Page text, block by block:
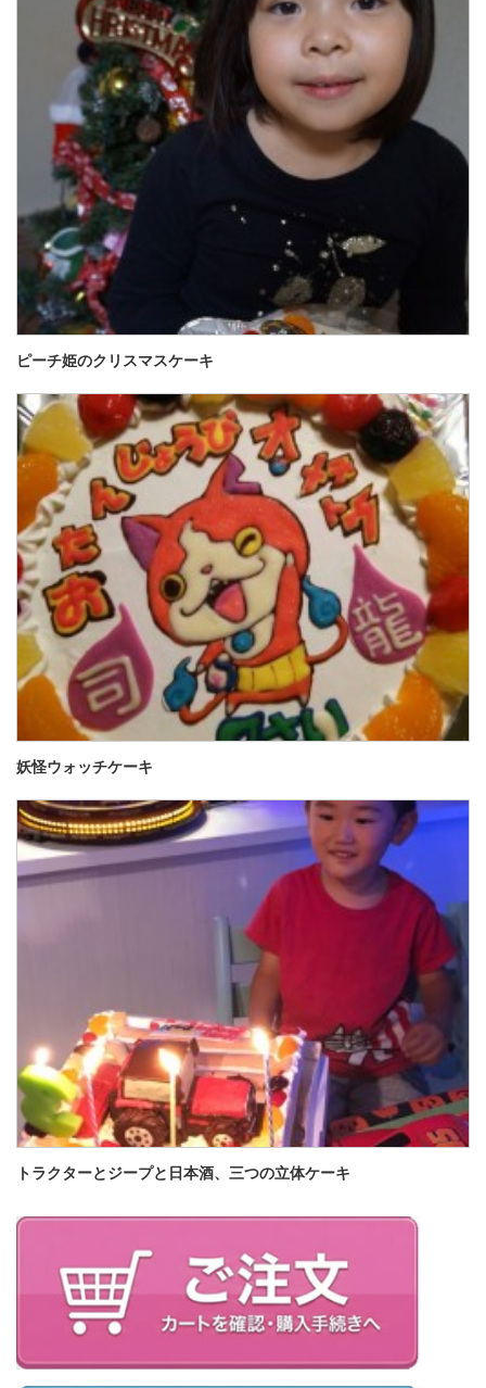
ピーチ姫のクリスマスケーキ
妖怪ウォッチケーキ
トラクターとジープと日本酒、三つの立体ケーキ